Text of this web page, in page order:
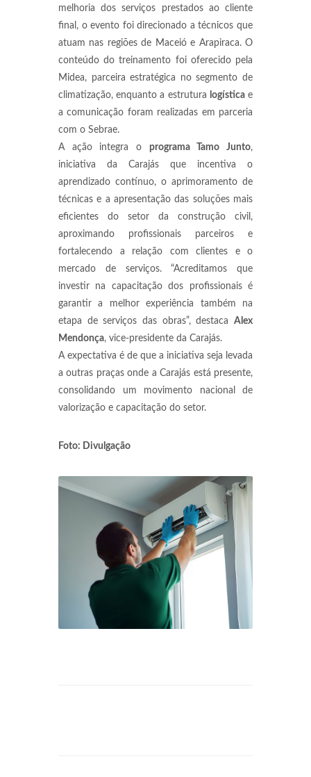
melhoria dos serviços prestados ao cliente
final, o evento foi direcionado a técnicos que
atuam nas regiões de Maceió e Arapiraca. O
conteúdo do treinamento foi oferecido pela
Midea, parceira estratégica no segmento de
climatização, enquanto a estrutura logísticae
a comunicação foram realizadas em parceria
com o Sebrae.
A ação integra o programa Tamo Junto,
iniciativa da Carajás que incentiva o
aprendizado contínuo, o aprimoramento de
técnicas e a apresentação das soluções mais
eficientes do setor da construção civil,
aproximando profissionais parceiros e
fortalecendo a relação com clientes e o
mercado de serviços. “Acreditamos que
investir na capacitação dos profissionais é
garantir a melhor experiência também na
etapa de serviços das obras”, destaca Alex
Mendonça, vice-presidente da Carajás.
A expectativa é de que a iniciativa seja levada
a outras praças onde a Carajás está presente,
consolidando um movimento nacional de
valorização e capacitação do setor.
Foto: Divulgação